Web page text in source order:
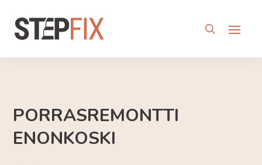
PORRASREMONTTI
ENONKOSKI